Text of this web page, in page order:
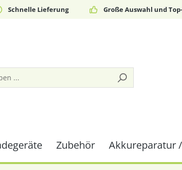
Schnelle Lieferung Große Auswahl und
Zubehör Akkureparatur